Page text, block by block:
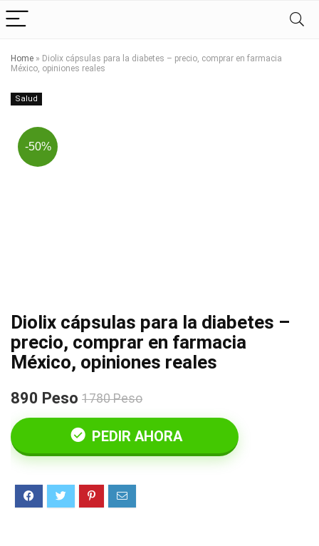
Home » Diolix cápsulas para la diabetes – precio, comprar en farmacia
México, opiniones reales
Salud
-50%
Diolix cápsulas para la diabetes –
precio, comprar en farmacia
México, opiniones reales
890 Peso 1780 Peso
PEDIR AHORA